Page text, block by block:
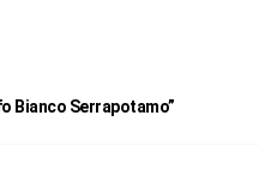
Bianco Serrapotamo”